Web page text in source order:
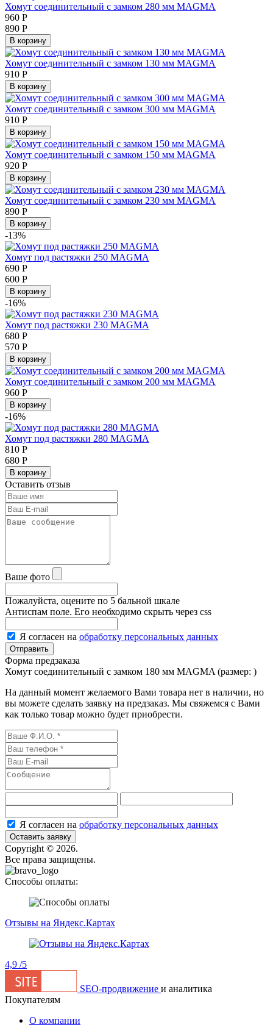
Хомут соединительный с замком 280 мм MAGMA
960 Р
890 Р
В корзину
Хомут соединительный с замком 130 мм MAGMA
910 Р
В корзину
Хомут соединительный с замком 300 мм MAGMA
910 Р
В корзину
Хомут соединительный с замком 150 мм MAGMA
920 Р
В корзину
Хомут соединительный с замком 230 мм MAGMA
890 Р
В корзину
-13%
Хомут под растяжки 250 MAGMA
690 Р
600 Р
В корзину
-16%
Хомут под растяжки 230 MAGMA
680 Р
570 Р
В корзину
Хомут соединительный с замком 200 мм MAGMA
960 Р
В корзину
-16%
Хомут под растяжки 280 MAGMA
810 Р
680 Р
В корзину
Оставить отзыв
Ваше фото
Пожалуйста, оцените по 5 бальной шкале
Антиспам поле. Его необходимо скрыть через css
Я согласен на обработку персональных данных
Форма предзаказа
Хомут соединительный с замком 180 мм MAGMA (размер: )
На данный момент желаемого Вами товара нет в наличии, но
вы можете сделать заявку на предзаказ. Мы свяжемся с Вами
как только товар можно будет приобрести.
Я согласен на обработку персональных данных
Оставить заявку
Сopyright © 2026.
Все права защищены.
Способы оплаты:
Отзывы на Яндекс.Картах
4,9 /5
SEO-продвижение и аналитика
Покупателям
О компании